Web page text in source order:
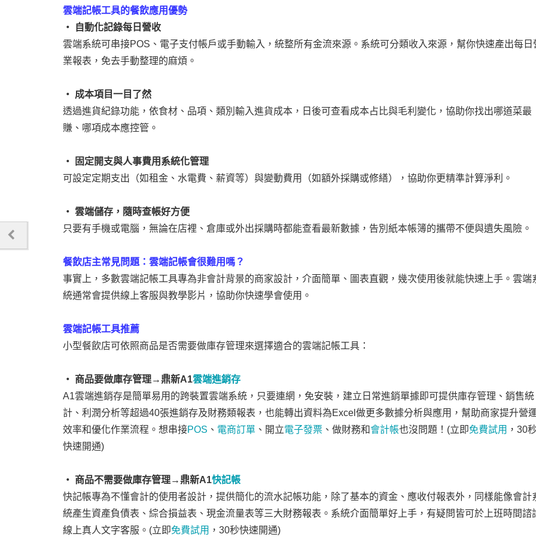
雲端記帳工具的餐飲應用優勢
‧ 自動化記錄每日營收
雲端系統可串接POS、電子支付帳戶或手動輸入，統整所有金流來源。系統可分類收入來源，幫你快速產出每日
業報表，免去手動整理的麻煩。
‧ 成本項目一目了然
透過進貨紀錄功能，依食材、品項、類別輸入進貨成本，日後可查看成本占比與毛利變化，協助你找出哪道菜最
賺、哪項成本應控管。
‧ 固定開支與人事費用系統化管理
可設定定期支出（如租金、水電費、薪資等）與變動費用（如額外採購或修繕），協助你更精準計算淨利。
‧ 雲端儲存，隨時查帳好方便
只要有手機或電腦，無論在店裡、倉庫或外出採購時都能查看最新數據，告別紙本帳簿的攜帶不便與遺失風險。
餐飲店主常見問題：雲端記帳會很難用嗎？
事實上，多數雲端記帳工具專為非會計背景的商家設計，介面簡單、圖表直觀，幾次使用後就能快速上手。雲端
統通常會提供線上客服與教學影片，協助你快速學會使用。
雲端記帳工具推薦
小型餐飲店可依照商品是否需要做庫存管理來選擇適合的雲端記帳工具：
‧ 商品要做庫存管理→鼎新A1雲端進銷存
A1雲端進銷存是簡單易用的跨裝置雲端系統，只要連網，免安裝，建立日常進銷單據即可提供庫存管理、銷售統
計、利潤分析等超過40張進銷存及財務類報表，也能轉出資料為Excel做更多數據分析與應用，幫助商家提升營
效率和優化作業流程。想串接POS 、 電商訂單 、開立電子發票 、做財務和會計帳也沒問題！(立即免費試用 ，30
快速開通)
‧ 商品不需要做庫存管理→鼎新A1快記帳
快記帳專為不懂會計的使用者設計，提供簡化的流水記帳功能，除了基本的資金、應收付報表外，同樣能像會計
統產生資產負債表、綜合損益表、現金流量表等三大財務報表。系統介面簡單好上手，有疑問皆可於上班時間諮
線上真人文字客服。(立即免費試用 ，30秒快速開通)